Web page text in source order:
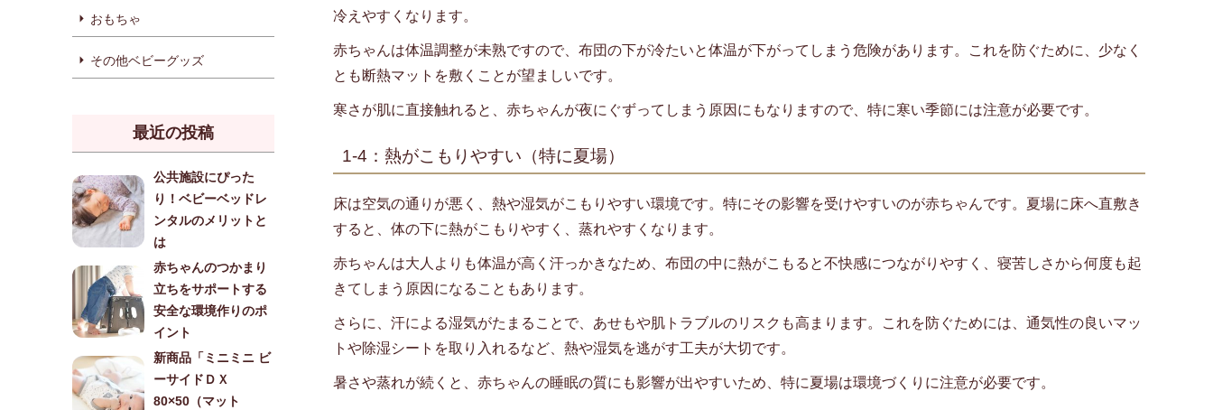
おもちゃ
その他ベビーグッズ
最近の投稿
公共施設にぴった
り！ベビーベッドレ
ンタルのメリットと
は
赤ちゃんのつかまり
立ちをサポートする
安全な環境作りのポ
イント
新商品「ミニミニ ビ
ーサイドＤＸ
80×50（マット
冷えやすくなります。
赤ちゃんは体温調整が未熟ですので、布団の下が冷たいと体温が下がってしまう危険があります。これを防ぐために、少なく
とも断熱マットを敷くことが望ましいです。
寒さが肌に直接触れると、赤ちゃんが夜にぐずってしまう原因にもなりますので、特に寒い季節には注意が必要です。
1-4：熱がこもりやすい（特に夏場）
床は空気の通りが悪く、熱や湿気がこもりやすい環境です。特にその影響を受けやすいのが赤ちゃんです。夏場に床へ直敷き
すると、体の下に熱がこもりやすく、蒸れやすくなります。
赤ちゃんは大人よりも体温が高く汗っかきなため、布団の中に熱がこもると不快感につながりやすく、寝苦しさから何度も起
きてしまう原因になることもあります。
さらに、汗による湿気がたまることで、あせもや肌トラブルのリスクも高まります。これを防ぐためには、通気性の良いマッ
トや除湿シートを取り入れるなど、熱や湿気を逃がす工夫が大切です。
暑さや蒸れが続くと、赤ちゃんの睡眠の質にも影響が出やすいため、特に夏場は環境づくりに注意が必要です。